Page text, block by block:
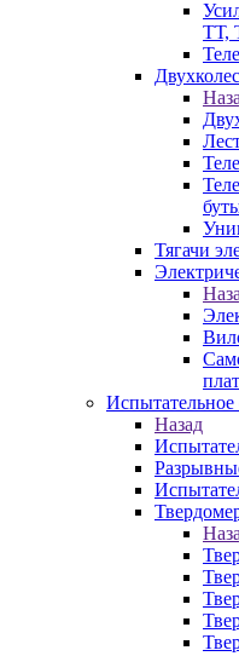
ТТ,
Тягачи
Испытательное
Назад